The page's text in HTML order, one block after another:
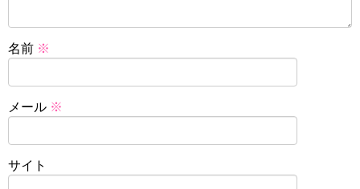
名前 ※
メール ※
サイト